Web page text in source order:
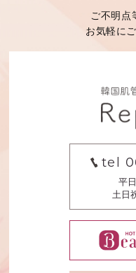
ご不明点
お気軽に
tel
平
土日